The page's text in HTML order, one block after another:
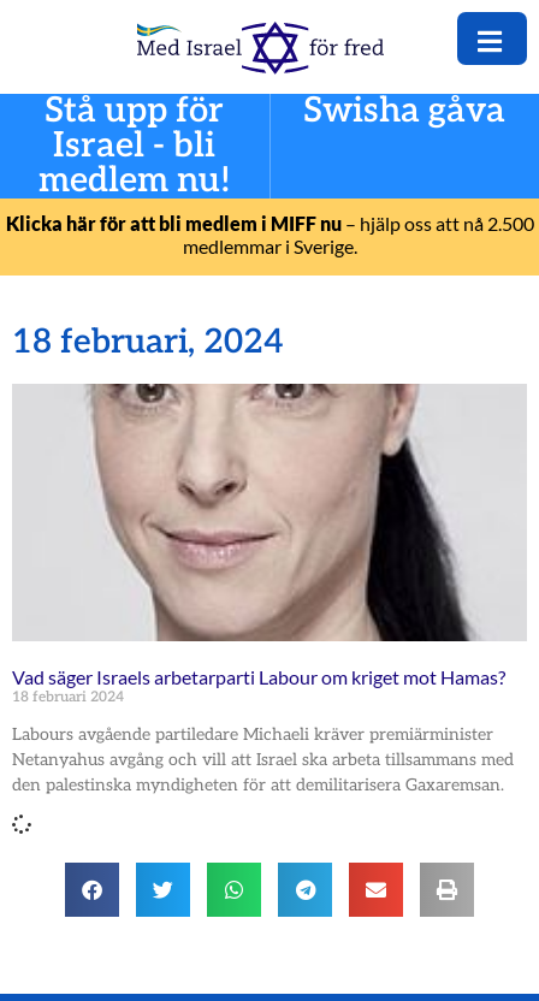
Stå upp för
Israel - bli
medlem nu!
Swisha gåva
Klicka här för att bli medlem i MIFF nu– hjälp oss att nå 2.500
medlemmar i Sverige.
18 februari, 2024
Vad säger Israels arbetarparti Labour om kriget mot Hamas?
18 februari 2024
Labours avgående partiledare Michaeli kräver premiärminister
Netanyahus avgång och vill att Israel ska arbeta tillsammans med
den palestinska myndigheten för att demilitarisera Gaxaremsan.